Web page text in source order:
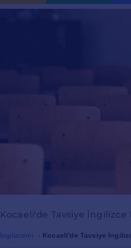
Kocaeli'de Tavsiye İngilizce
İngilizcemi Kocaeli'de Tavsiye